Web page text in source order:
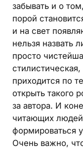
забывать и о
порой
и на свет
нельзя назвать
просто
приходится по
открыть такого
за автора. И
читающих людей
формироваться
Очень важно,